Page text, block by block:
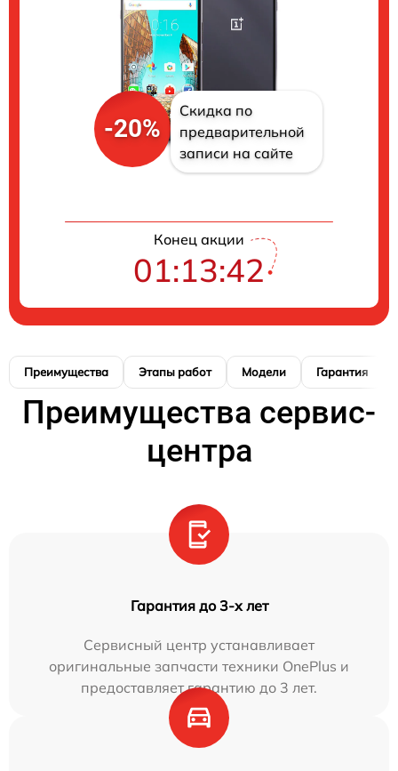
-20%
Скидка по
предварительной
записи на сайте
Конец акции
01:13:41
Преимущества Этапы работ Модели Гарантия
Преимущества сервис-
центра
Гарантия до 3-х лет
Сервисный центр устанавливает
оригинальные запчасти техники OnePlus и
предоставляет гарантию до 3 лет.